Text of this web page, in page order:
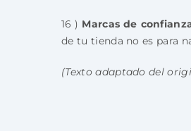
16 ) Marcas de
de tu tienda no es para
(Texto adaptado del